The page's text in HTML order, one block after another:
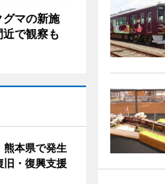
マの新施
で観察も
熊本県で発生
旧・復興支援